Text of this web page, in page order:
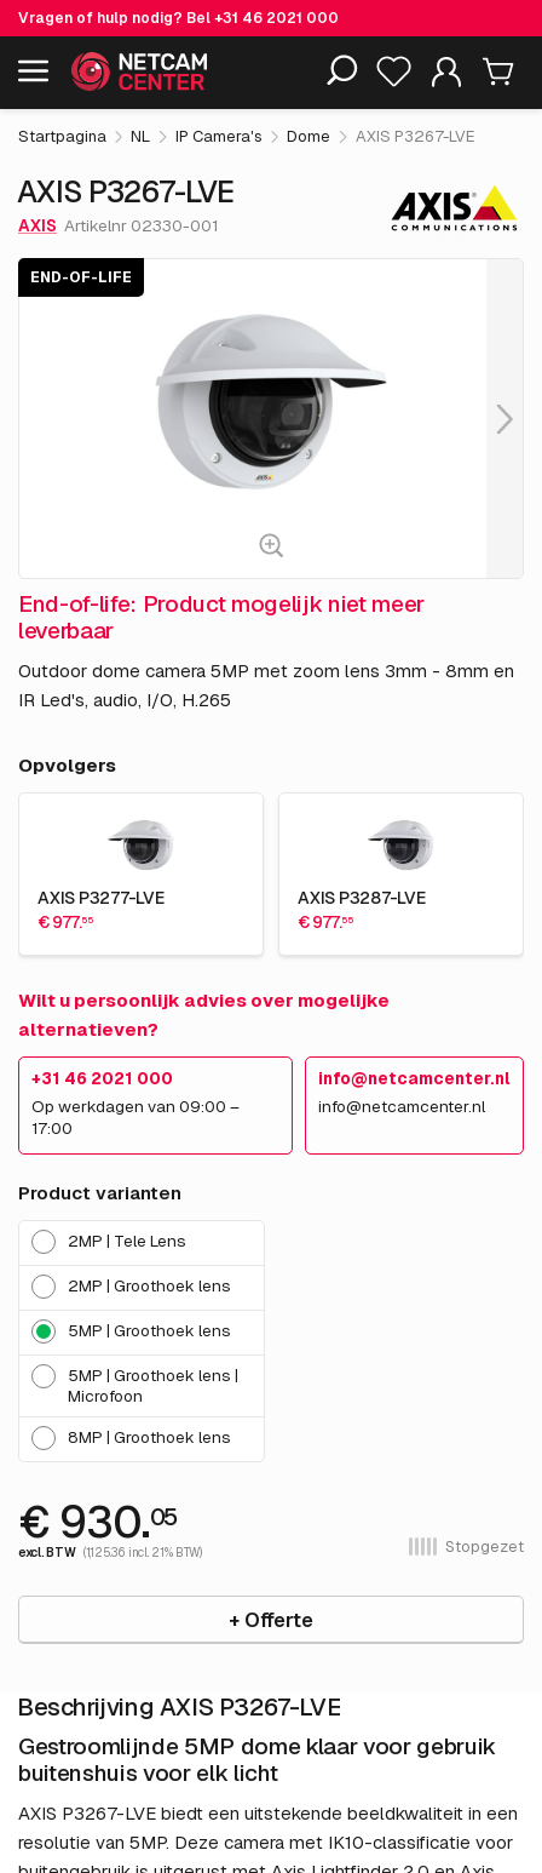
Vragen of hulp nodig? Bel+31 46 2021 000
Inclusief EOL-producten
AXIS P3267-LVE € 930. 05
excl. BTW
Startpagina NL IP Camera's Dome AXIS P3267-LVE
AXIS P3267-LVE
AXIS Artikelnr 02330-001
END-OF-LIFE
End-of-life: Product mogelijk niet meer
leverbaar
Outdoor dome camera 5MP met zoom lens 3mm - 8mm en
IR Led's, audio, I/O, H.265
Opvolgers
AXIS P3277-LVE
€ 977.55
AXIS P3287-LVE
€ 977.55
Wilt u persoonlijk advies over mogelijke
alternatieven?
+31 46 2021 000
Op werkdagen van 09:00 –
17:00
info@netcamcenter.nl
info@netcamcenter.nl
Product varianten
2MP | Tele Lens
2MP | Groothoek lens
5MP | Groothoek lens
5MP | Groothoek lens |
Microfoon
8MP | Groothoek lens
€ 930.05
excl. BTW (1,125.36 incl. 21% BTW) Stopgezet
+ Offerte
Beschrijving AXIS P3267-LVE
Gestroomlijnde 5MP dome klaar voor gebruik
buitenshuis voor elk licht
AXIS P3267-LVE biedt een uitstekende beeldkwaliteit in een
resolutie van 5MP. Deze camera met IK10-classificatie voor